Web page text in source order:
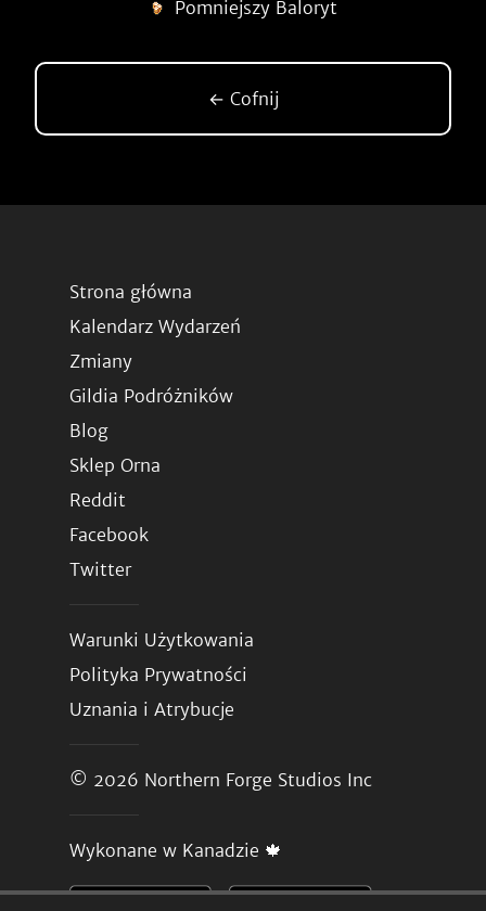
Pomniejszy Baloryt
← Cofnij
Strona główna
Kalendarz Wydarzeń
Zmiany
Gildia Podróżników
Blog
Sklep Orna
Reddit
Facebook
Twitter
Warunki Użytkowania
Polityka Prywatności
Uznania i Atrybucje
© 2026 Northern Forge Studios Inc
Wykonane w Kanadzie 🍁